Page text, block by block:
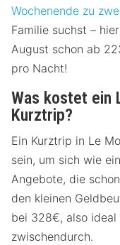
Wochenende zu
Familie suchst –
August schon ab
pro Nacht!
Was kostet ein
Kurztrip?
Ein Kurztrip in Le
sein, um sich wie
Angebote, die
den kleinen
bei 328€, also ideal
zwischendurch.